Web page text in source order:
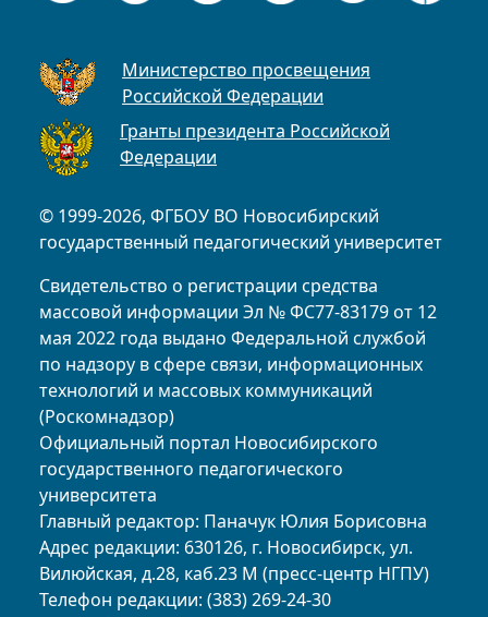
© 1999-2026, ФГБОУ ВО Новосибирский
государственный педагогический университет
Свидетельство о регистрации средства
массовой информации Эл № ФС77-83179 от 12
мая 2022 года выдано Федеральной службой
по надзору в сфере связи, информационных
технологий и массовых коммуникаций
(Роскомнадзор)
Официальный портал Новосибирского
государственного педагогического
университета
Главный редактор: Паначук Юлия Борисовна
Адрес редакции: 630126, г. Новосибирск, ул.
Вилюйская, д.28, каб.23 М (пресс-центр НГПУ)
Телефон редакции: (383) 269-24-30
Министерство просвещения
Российской Федерации
Гранты президента Российской
Федерации